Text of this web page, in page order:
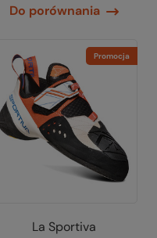
Do porównania
Promocja
La Sportiva